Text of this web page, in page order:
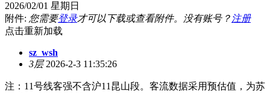
2026/02/01 星期日
附件: 您需要登录才可以下载或查看附件。没有账号？ 注册
点击重新加载
sz_wsh
3层2026-2-3 11:35:26
注：11号线客强不含沪11昆山段。客流数据采用预估值，为苏